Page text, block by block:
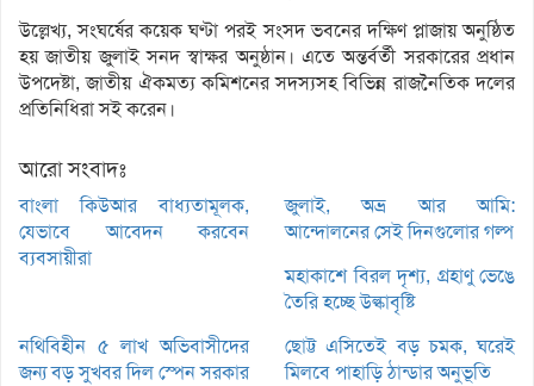
উল্লেখ্য, সংঘর্ষের কয়েক ঘণ্টা পরই সংসদ ভবনের দক্ষিণ প্লাজায় অনুষ্ঠিত
হয় জাতীয় জুলাই সনদ স্বাক্ষর অনুষ্ঠান। এতে অন্তর্বর্তী সরকারের প্রধান
উপদেষ্টা, জাতীয় ঐকমত্য কমিশনের সদস্যসহ বিভিন্ন রাজনৈতিক দলের
প্রতিনিধিরা সই করেন।
আরো সংবাদঃ
বাংলা কিউআর বাধ্যতামূলক,
যেভাবে আবেদন করবেন
ব্যবসায়ীরা
জুলাই, অভ্র আর আমি:
আন্দোলনের সেই দিনগুলোর গল্প
মহাকাশে বিরল দৃশ্য, গ্রহাণু ভেঙে
তৈরি হচ্ছে উল্কাবৃষ্টি
নথিবিহীন ৫ লাখ অভিবাসীদের
জন্য বড় সুখবর দিল স্পেন সরকার
ছোট্ট এসিতেই বড় চমক, ঘরেই
মিলবে পাহাড়ি ঠান্ডার অনুভূতি